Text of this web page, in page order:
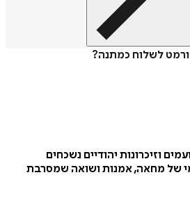
כמתנה?
יהודיים נשכחים
אמנות ושואה שמסרבת